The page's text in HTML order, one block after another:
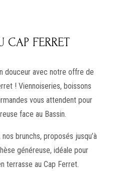
CAP FERRET
douceur avec notre offre de
! Viennoiseries, boissons
vous attendent pour
face au Bassin.
brunchs, proposés jusqu’à
généreuse, idéale pour
terrasse au Cap Ferret.